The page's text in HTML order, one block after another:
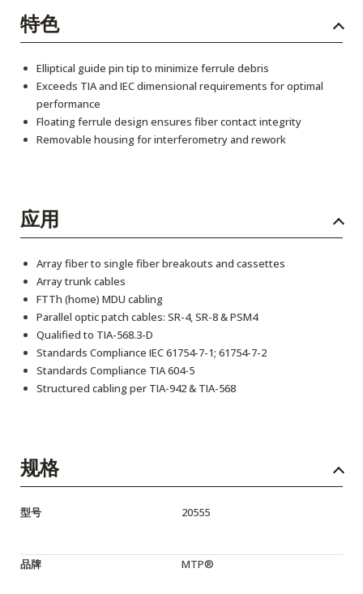
特色
Elliptical guide pin tip to minimize ferrule debris
Exceeds TIA and IEC dimensional requirements for optimal
performance
Floating ferrule design ensures fiber contact integrity
Removable housing for interferometry and rework
应用
Array fiber to single fiber breakouts and cassettes
Array trunk cables
FTTh (home) MDU cabling
Parallel optic patch cables: SR-4, SR-8 & PSM4
Qualified to TIA-568.3-D
Standards Compliance IEC 61754-7-1; 61754-7-2
Standards Compliance TIA 604-5
Structured cabling per TIA-942 & TIA-568
规格
型号 20555
品牌 MTP®